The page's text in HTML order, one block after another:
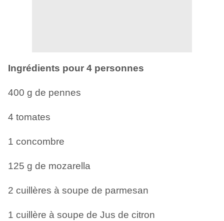
Ingrédients pour 4 personnes
400 g de pennes
4 tomates
1 concombre
125 g de mozarella
2 cuillères à soupe de parmesan
1 cuillère à soupe de Jus de citron